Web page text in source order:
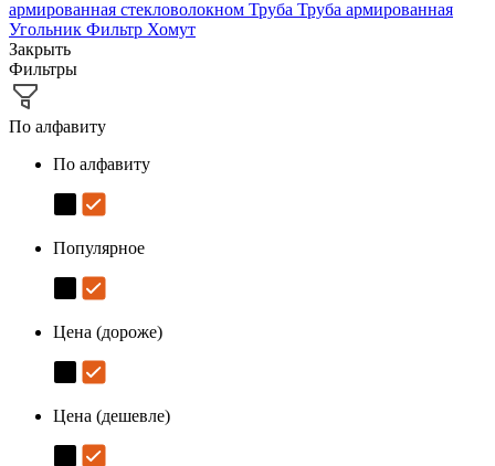
армированная стекловолокном Труба Труба армированная
Угольник Фильтр Хомут
Закрыть
Фильтры
По алфавиту
По алфавиту
Популярное
Цена (дороже)
Цена (дешевле)